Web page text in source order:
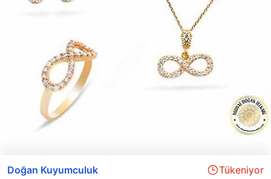
Doğan Kuyumculuk Tükeniyor